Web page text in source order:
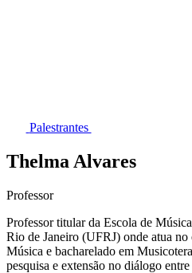
Palestrantes
Thelma Alvares
Professor
Professor titular da Escola de
Rio de Janeiro (UFRJ) onde atua
Música e bacharelado em
pesquisa e extensão no diálogo